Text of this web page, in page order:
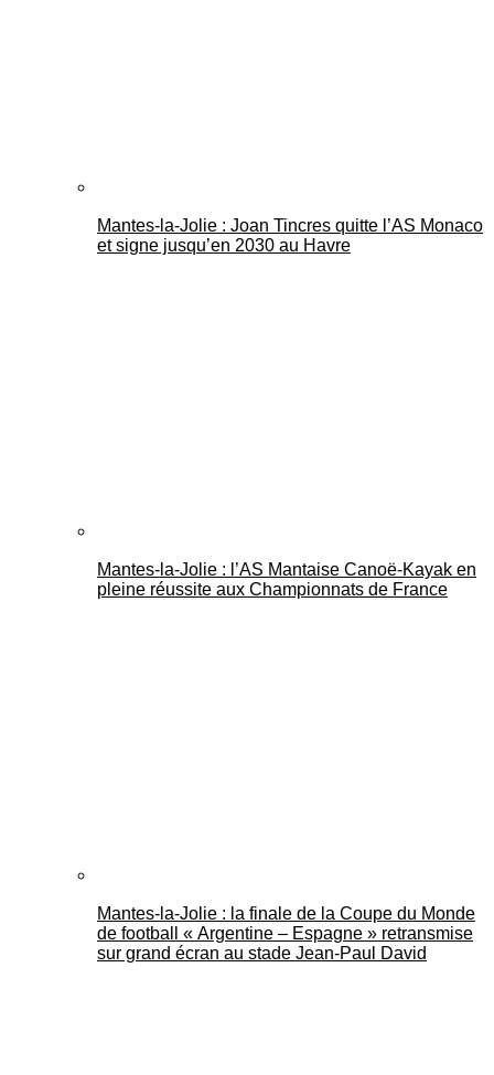
Mantes-la-Jolie : Joan Tincres quitte l’AS Monaco
et signe jusqu’en 2030 au Havre
Mantes-la-Jolie : l’AS Mantaise Canoë‑Kayak en
pleine réussite aux Championnats de France
Mantes-la-Jolie : la finale de la Coupe du Monde
de football « Argentine – Espagne » retransmise
sur grand écran au stade Jean-Paul David